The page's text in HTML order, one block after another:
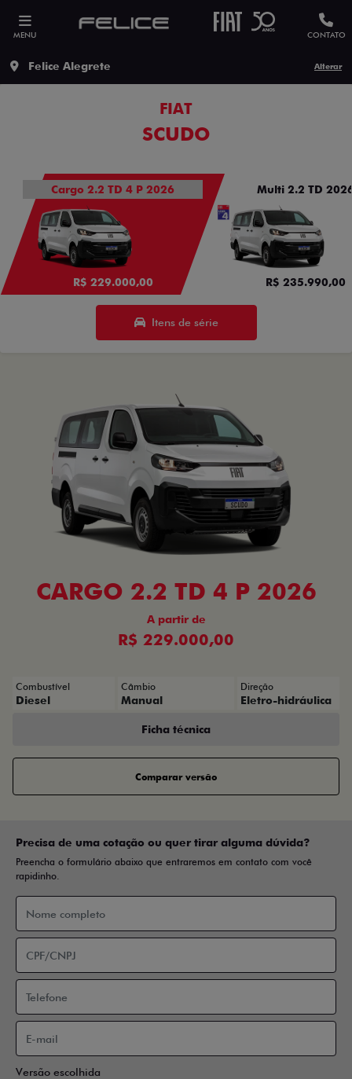
MENU CONTATO
Felice Alegrete Alterar
FIAT
SCUDO
Cargo 2.2 TD 4 P 2026
R$ 229.000,00
Multi 2.2 TD
R$ 235.990,00
Itens de série
CARGO 2.2 TD 4 P 2026
A partir de
R$ 229.000,00
Combustível
Diesel
Câmbio
Manual
Direção
Eletro-hidráulica
Ficha técnica
Comparar versão
Precisa de uma cotação ou quer tirar alguma dúvida?
Preencha o formulário abaixo que entraremos em contato com você
rapidinho.
Versão escolhida